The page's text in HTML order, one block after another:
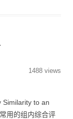
1488 views
Similarity to an
用的组内综合评